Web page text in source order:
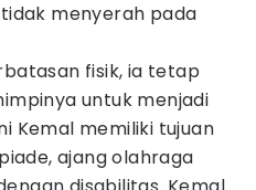
menyerah pada
fisik, ia tetap
untuk menjadi
Kemal memiliki tujuan
ajang olahraga